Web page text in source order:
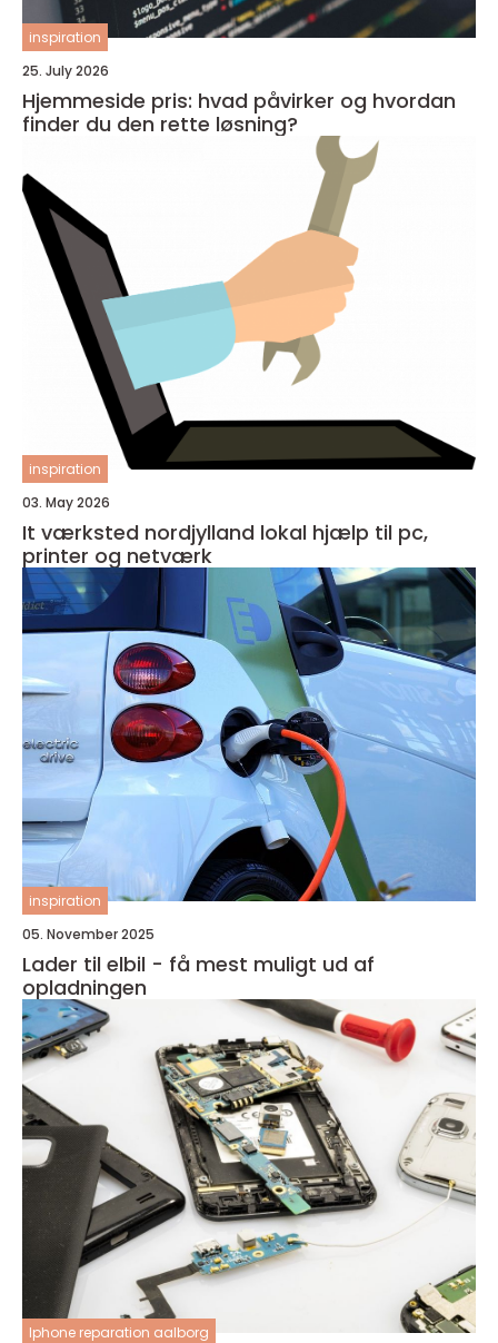
inspiration
25. July 2026
Hjemmeside pris: hvad påvirker og hvordan
finder du den rette løsning?
inspiration
03. May 2026
It værksted nordjylland lokal hjælp til pc,
printer og netværk
inspiration
05. November 2025
Lader til elbil - få mest muligt ud af
opladningen
Iphone reparation aalborg